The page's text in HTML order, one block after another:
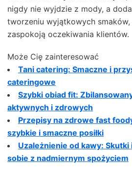
nigdy nie wyjdzie z mody, a
tworzeniu wyjątkowych
zaspokoją oczekiwania klientów.
Może Cię zainteresować
Tani catering: Smaczne i
cateringowe
Szybki obiad fit:
aktywnych i zdrowych
Przepisy na zdrowe fast
szybkie i smaczne posiłki
Uzależnienie od kawy:
sobie z nadmiernym spożyciem